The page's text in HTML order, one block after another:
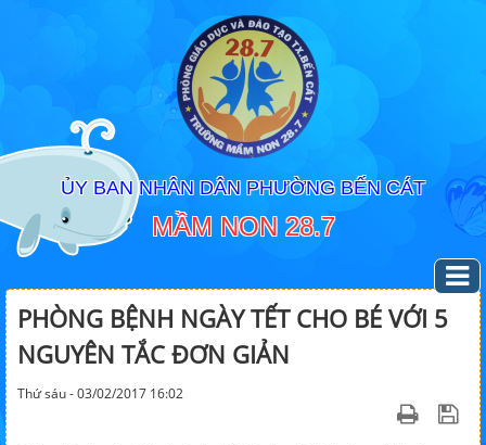
ỦY BAN NHÂN DÂN PHƯỜNG BẾN CÁT
MẦM NON 28.7
PHÒNG BỆNH NGÀY TẾT CHO BÉ VỚI 5
NGUYÊN TẮC ĐƠN GIẢN
Thứ sáu - 03/02/2017 16:02